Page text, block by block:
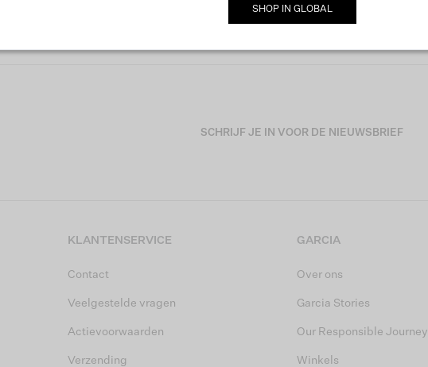
SCHRIJF JE IN VOOR DE NIEUWSBRIEF
KLANTENSERVICE
Contact
Veelgestelde vragen
Actievoorwaarden
Verzending
GARCIA
Over ons
Garcia Stories
Our Responsible Journey
Winkels
SHOP IN GLOBAL